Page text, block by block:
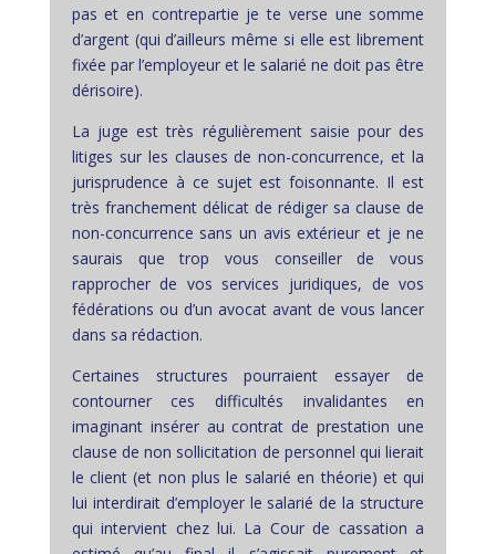
pas et en contrepartie je te verse une somme
d’argent (qui d’ailleurs même si elle est librement
fixée par l’employeur et le salarié ne doit pas être
dérisoire).
La juge est très régulièrement saisie pour des
litiges sur les clauses de non-concurrence, et la
jurisprudence à ce sujet est foisonnante. Il est
très franchement délicat de rédiger sa clause de
non-concurrence sans un avis extérieur et je ne
saurais que trop vous conseiller de vous
rapprocher de vos services juridiques, de vos
fédérations ou d’un avocat avant de vous lancer
dans sa rédaction.
Certaines structures pourraient essayer de
contourner ces difficultés invalidantes en
imaginant insérer au contrat de prestation une
clause de non sollicitation de personnel qui lierait
le client (et non plus le salarié en théorie) et qui
lui interdirait d’employer le salarié de la structure
qui intervient chez lui. La Cour de cassation a